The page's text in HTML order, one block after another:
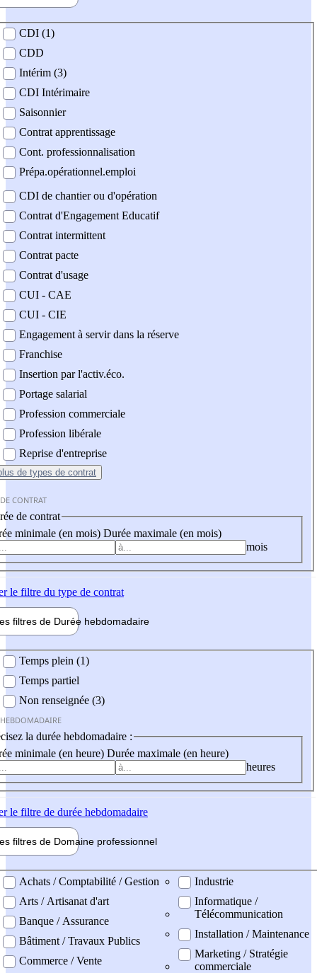
contrat
CDI (1)
CDD
Intérim (3)
CDI Intérimaire
Saisonnier
Contrat apprentissage
Cont. professionnalisation
Prépa.opérationnel.emploi
CDI de chantier ou d'opération
Contrat d'Engagement Educatif
Contrat intermittent
Contrat pacte
Contrat d'usage
CUI - CAE
CUI - CIE
Engagement à servir dans la réserve
Franchise
Insertion par l'activ.éco.
Portage salarial
Profession commerciale
Profession libérale
Reprise d'entreprise
de types de contrat
CONTRAT
de contrat
minimale (en mois) Durée maximale (en mois)
mois
le filtre du type de contrat
filtres de Durée hebdomadaire
Temps plein (1)
Temps partiel
Non renseignée (3)
la durée hebdomadaire :
minimale (en heure) Durée maximale (en heure)
heures
le filtre de durée hebdomadaire
filtres de Domaine professionnel
professionel
Achats / Comptabilité / Gestion
Arts / Artisanat d'art
Banque / Assurance
Bâtiment / Travaux Publics
Commerce / Vente
Industrie
Informatique /
Télécommunication
Installation / Maintenance
Marketing / Stratégie
commerciale